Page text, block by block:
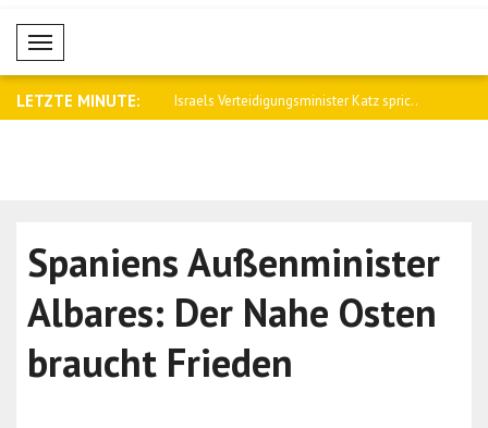
Mobil Menü
LETZTE MINUTE:
Katz spric.. US-Börsen beendeten den Handelstag
Spaniens Außenminister
Albares: Der Nahe Osten
braucht Frieden